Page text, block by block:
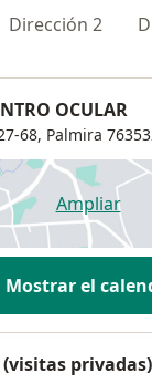
Dirección 2
OCULAR
68, Palmira
Ampliar
se
Mostrar el
privadas)